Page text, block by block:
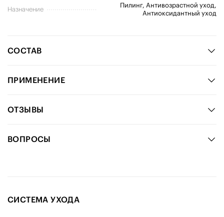
Назначение
Пилинг, Антивозрастной уход,
Антиоксидантный уход
СОСТАВ
ПРИМЕНЕНИЕ
ОТЗЫВЫ
ВОПРОСЫ
СИСТЕМА УХОДА